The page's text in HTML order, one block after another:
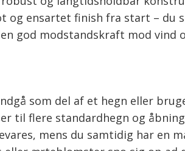
og ensartet finish fra start –
god modstandskraft mod
som del af et hegn eller
til flere standardhegn og
mens du samtidig har en